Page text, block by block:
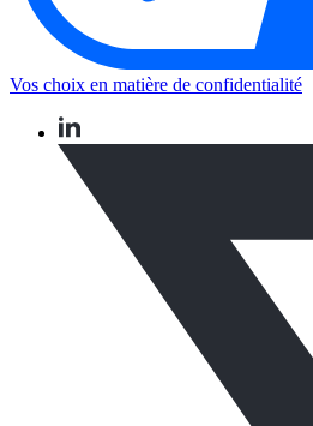
Vos choix en matière de confidentialité